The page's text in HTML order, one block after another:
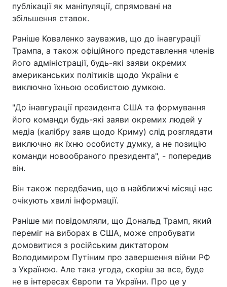
публікації як маніпуляції, спрямовані на
збільшення ставок.
Раніше Коваленко зауважив, що до інавгурації
Трампа, а також офіційного представлення членів
його адміністрації, будь-які заяви окремих
американських політиків щодо України є
виключно їхньою особистою думкою.
"До інавгурації президента США та формування
його команди будь-які заяви окремих людей у
медіа (калібру заяв щодо Криму) слід розглядати
виключно як їхню особисту думку, а не позицію
команди новообраного президента", - попередив
він.
Він також передбачив, що в найближчі місяці нас
очікують хвилі інформації.
Раніше ми повідомляли, що Дональд Трамп, який
переміг на виборах в США, може спробувати
домовитися з російським диктатором
Володимиром Путіним про завершення війни РФ
з Україною. Але така угода, скоріш за все, буде
не в інтересах Європи та України. Про це у